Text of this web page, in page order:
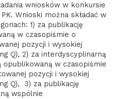
wniosków w konkursie
Wnioski można składać w
1) za publikację
w czasopiśmie o
pozycji i wysokiej
Q), 2) za interdyscyplinarną
opublikowaną w czasopiśmie
pozycji i wysokiej
Q), 3) za publikację
wspólnie